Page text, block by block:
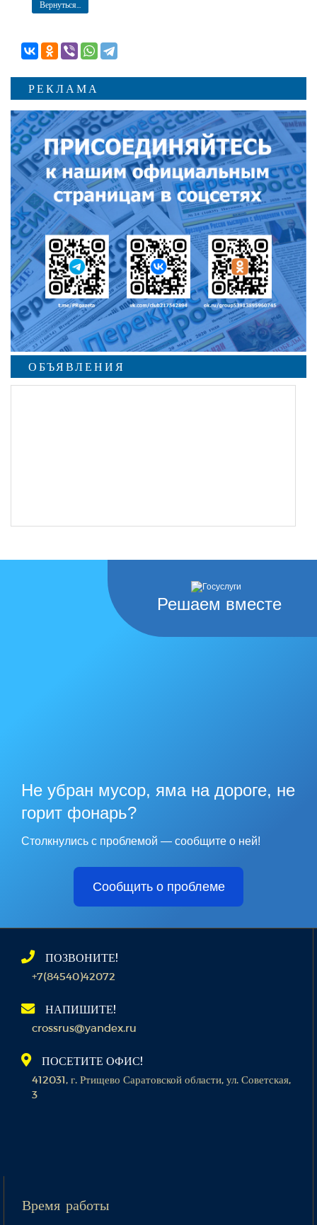
Вернуться...
РЕКЛАМА
ОБЪЯВЛЕНИЯ
Решаем вместе
Не убран мусор, яма на дороге, не
горит фонарь?
Столкнулись с проблемой — сообщите о ней!
Сообщить о проблеме
ПОЗВОНИТЕ!
+7(84540)42072
НАПИШИТЕ!
crossrus@yandex.ru
ПОСЕТИТЕ ОФИС!
412031, г. Ртищево Саратовской области, ул. Советская,
3
Время работы